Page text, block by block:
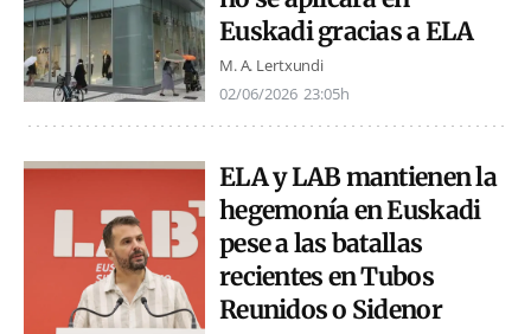
Euskadi gracias a ELA
M. A. Lertxundi
02/06/2026 23:05h
ELA y LAB mantienen la
hegemonía en Euskadi
pese a las batallas
recientes en Tubos
Reunidos o Sidenor